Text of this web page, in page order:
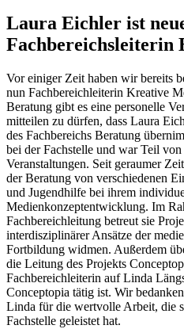
Laura Eichler ist
Fachbereichsleiterin
Vor einiger Zeit haben wir bereits
nun Fachbereichleiterin Kreative
Beratung gibt es eine personelle
mitteilen zu dürfen, dass Laura
des Fachbereichs Beratung
bei der Fachstelle und war Teil
Veranstaltungen. Seit geraumer
der Beratung von verschiedenen
und Jugendhilfe bei ihrem
Medienkonzeptentwicklung. Im
Fachbereichleitung betreut sie
interdisziplinärer Ansätze der
Fortbildung widmen. Außerdem
die Leitung des Projekts
Fachbereichleiterin auf Linda
Conceptopia tätig ist. Wir
Linda für die wertvolle Arbeit, die
Fachstelle geleistet hat.